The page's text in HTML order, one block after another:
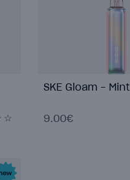
SKE Gloam - Mint
9.00€